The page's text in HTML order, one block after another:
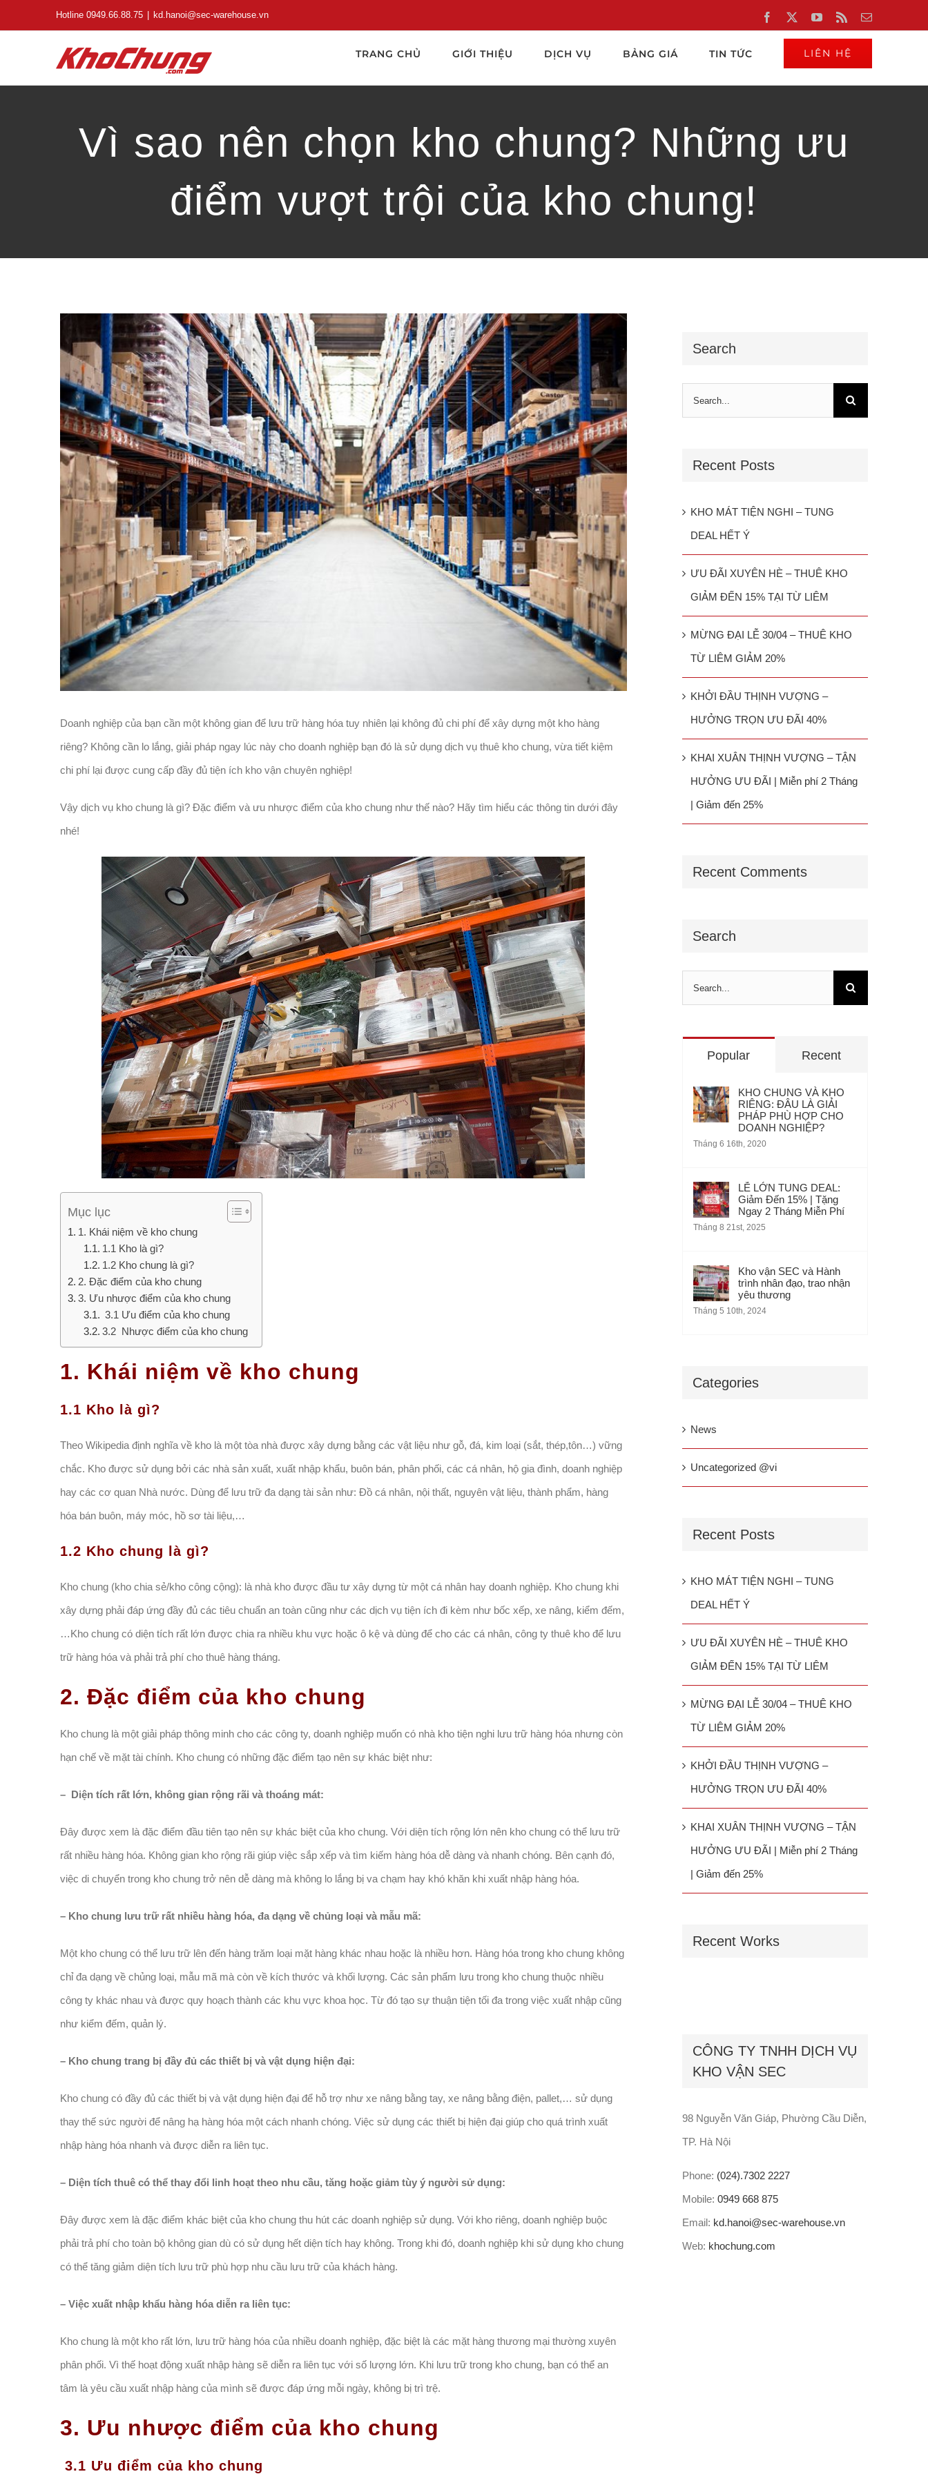
to
Hotline 0949.66.88.75 kd.hanoi@sec-warehouse.vn Facebook
X YouTube
Rss Email
TRANG CHỦ GIỚI THIỆU DỊCH VỤ BẢNG GIÁ TIN TỨC LIÊN HỆ
Vì sao nên chọn kho chung? Những ưu
điểm vượt trội của kho chung!
View
Larger
Image
Doanh nghiệp của bạn cần một không gian để lưu trữ hàng hóa tuy nhiên lại không đủ chi phí để xây dựng một kho hàng
riêng? Không cần lo lắng, giải pháp ngay lúc này cho doanh nghiệp bạn đó là sử dụng dịch vụ thuê kho chung, vừa tiết kiệm
chi phí lại được cung cấp đầy đủ tiện ích kho vận chuyên nghiệp!
Vậy dịch vụ kho chung là gì? Đặc điểm và ưu nhược điểm của kho chung như thế nào? Hãy tìm hiểu các thông tin dưới đây
nhé!
Mục lục
1. Khái niệm về kho chung
1.1 Kho là gì?
1.2 Kho chung là gì?
2. Đặc điểm của kho chung
3. Ưu nhược điểm của kho chung
3.1 Ưu điểm của kho chung
3.2 Nhược điểm của kho chung
1. Khái niệm về kho chung
1.1 Kho là gì?
Theo Wikipedia định nghĩa về kho là một tòa nhà được xây dựng bằng các vật liệu như gỗ, đá, kim loại (sắt, thép,tôn…) vững
chắc. Kho được sử dụng bởi các nhà sản xuất, xuất nhập khẩu, buôn bán, phân phối, các cá nhân, hộ gia đình, doanh nghiệp
hay các cơ quan Nhà nước. Dùng để lưu trữ đa dạng tài sản như: Đồ cá nhân, nội thất, nguyên vật liệu, thành phẩm, hàng
hóa bán buôn, máy móc, hồ sơ tài liệu,…
1.2 Kho chung là gì?
Kho chung (kho chia sẻ/kho công cộng): là nhà kho được đầu tư xây dựng từ một cá nhân hay doanh nghiệp. Kho chung khi
xây dựng phải đáp ứng đầy đủ các tiêu chuẩn an toàn cũng như các dịch vụ tiện ích đi kèm như bốc xếp, xe nâng, kiểm đếm,
…Kho chung có diện tích rất lớn được chia ra nhiều khu vực hoặc ô kệ và dùng để cho các cá nhân, công ty thuê kho để lưu
trữ hàng hóa và phải trả phí cho thuê hàng tháng.
2. Đặc điểm của kho chung
Kho chung là một giải pháp thông minh cho các công ty, doanh nghiệp muốn có nhà kho tiện nghi lưu trữ hàng hóa nhưng còn
hạn chế về mặt tài chính. Kho chung có những đặc điểm tạo nên sự khác biệt như:
– Diện tích rất lớn, không gian rộng rãi và thoáng mát:
Đây được xem là đặc điểm đầu tiên tạo nên sự khác biệt của kho chung. Với diện tích rộng lớn nên kho chung có thể lưu trữ
rất nhiều hàng hóa. Không gian kho rộng rãi giúp việc sắp xếp và tìm kiếm hàng hóa dễ dàng và nhanh chóng. Bên cạnh đó,
việc di chuyển trong kho chung trở nên dễ dàng mà không lo lắng bị va chạm hay khó khăn khi xuất nhập hàng hóa.
– Kho chung lưu trữ rất nhiều hàng hóa, đa dạng về chủng loại và mẫu mã:
Một kho chung có thể lưu trữ lên đến hàng trăm loại mặt hàng khác nhau hoặc là nhiều hơn. Hàng hóa trong kho chung không
chỉ đa dạng về chủng loại, mẫu mã mà còn về kích thước và khối lượng. Các sản phẩm lưu trong kho chung thuộc nhiều
công ty khác nhau và được quy hoạch thành các khu vực khoa học. Từ đó tạo sự thuận tiện tối đa trong việc xuất nhập cũng
như kiểm đếm, quản lý.
– Kho chung trang bị đầy đủ các thiết bị và vật dụng hiện đại:
Kho chung có đầy đủ các thiết bị và vật dụng hiện đại để hỗ trợ như xe nâng bằng tay, xe nâng bằng điện, pallet,… sử dụng
thay thế sức người để nâng hạ hàng hóa một cách nhanh chóng. Việc sử dụng các thiết bị hiện đại giúp cho quá trình xuất
nhập hàng hóa nhanh và được diễn ra liên tục.
– Diện tích thuê có thể thay đổi linh hoạt theo nhu cầu, tăng hoặc giảm tùy ý người sử dụng:
Đây được xem là đặc điểm khác biệt của kho chung thu hút các doanh nghiệp sử dụng. Với kho riêng, doanh nghiệp buộc
phải trả phí cho toàn bộ không gian dù có sử dụng hết diện tích hay không. Trong khi đó, doanh nghiệp khi sử dụng kho chung
có thể tăng giảm diện tích lưu trữ phù hợp nhu cầu lưu trữ của khách hàng.
– Việc xuất nhập khẩu hàng hóa diễn ra liên tục:
Kho chung là một kho rất lớn, lưu trữ hàng hóa của nhiều doanh nghiệp, đặc biệt là các mặt hàng thương mại thường xuyên
phân phối. Vì thế hoạt động xuất nhập hàng sẽ diễn ra liên tục với số lượng lớn. Khi lưu trữ trong kho chung, bạn có thể an
tâm là yêu cầu xuất nhập hàng của mình sẽ được đáp ứng mỗi ngày, không bị trì trệ.
3. Ưu nhược điểm của kho chung
3.1 Ưu điểm của kho chung
Search
for:
Recent Posts
KHO MÁT TIỆN NGHI – TUNG
DEAL HẾT Ý
ƯU ĐÃI XUYÊN HÈ – THUÊ KHO
GIẢM ĐẾN 15% TẠI TỪ LIÊM
MỪNG ĐẠI LỄ 30/04 – THUÊ KHO
TỪ LIÊM GIẢM 20%
KHỞI ĐẦU THỊNH VƯỢNG –
HƯỞNG TRỌN ƯU ĐÃI 40%
KHAI XUÂN THỊNH VƯỢNG – TẬN
HƯỞNG ƯU ĐÃI | Miễn phí 2 Tháng
| Giảm đến 25%
Recent Comments
Search
for:
Popular Recent
KHO CHUNG VÀ KHO
RIÊNG: ĐÂU LÀ GIẢI
PHÁP PHÙ HỢP CHO
DOANH NGHIỆP?
Tháng 6 16th, 2020
LỄ LỚN TUNG DEAL:
Giảm Đến 15% | Tặng
Ngay 2 Tháng Miễn Phí
Tháng 8 21st, 2025
Kho vận SEC và Hành
trình nhân đạo, trao nhận
yêu thương
Tháng 5 10th, 2024
Categories
News
Uncategorized @vi
Recent Posts
KHO MÁT TIỆN NGHI – TUNG
DEAL HẾT Ý
ƯU ĐÃI XUYÊN HÈ – THUÊ KHO
GIẢM ĐẾN 15% TẠI TỪ LIÊM
MỪNG ĐẠI LỄ 30/04 – THUÊ KHO
TỪ LIÊM GIẢM 20%
KHỞI ĐẦU THỊNH VƯỢNG –
HƯỞNG TRỌN ƯU ĐÃI 40%
KHAI XUÂN THỊNH VƯỢNG – TẬN
HƯỞNG ƯU ĐÃI | Miễn phí 2 Tháng
| Giảm đến 25%
Recent Works
CÔNG TY TNHH DỊCH VỤ
KHO VẬN SEC
98 Nguyễn Văn Giáp, Phường Cầu Diễn,
TP. Hà Nội
Phone: (024).7302 2227
Mobile: 0949 668 875
Email: kd.hanoi@sec-warehouse.vn
Web: khochung.com